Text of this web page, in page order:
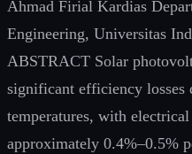
Ahmad Firial Kardias
Engineering, Universitas
ABSTRACT Solar
significant efficiency losses
temperatures, with
approximately 0.4%–0.5%